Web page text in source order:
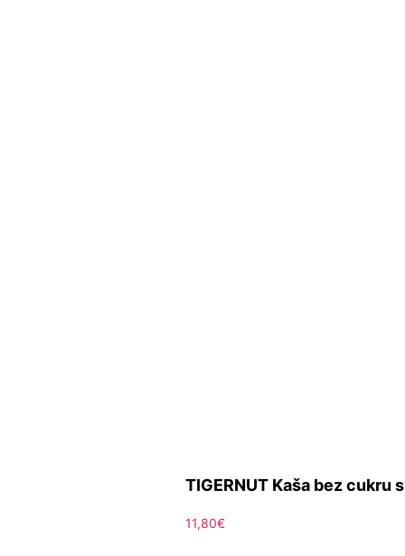
TIGERNUT Kaša bez cukru
11,80€